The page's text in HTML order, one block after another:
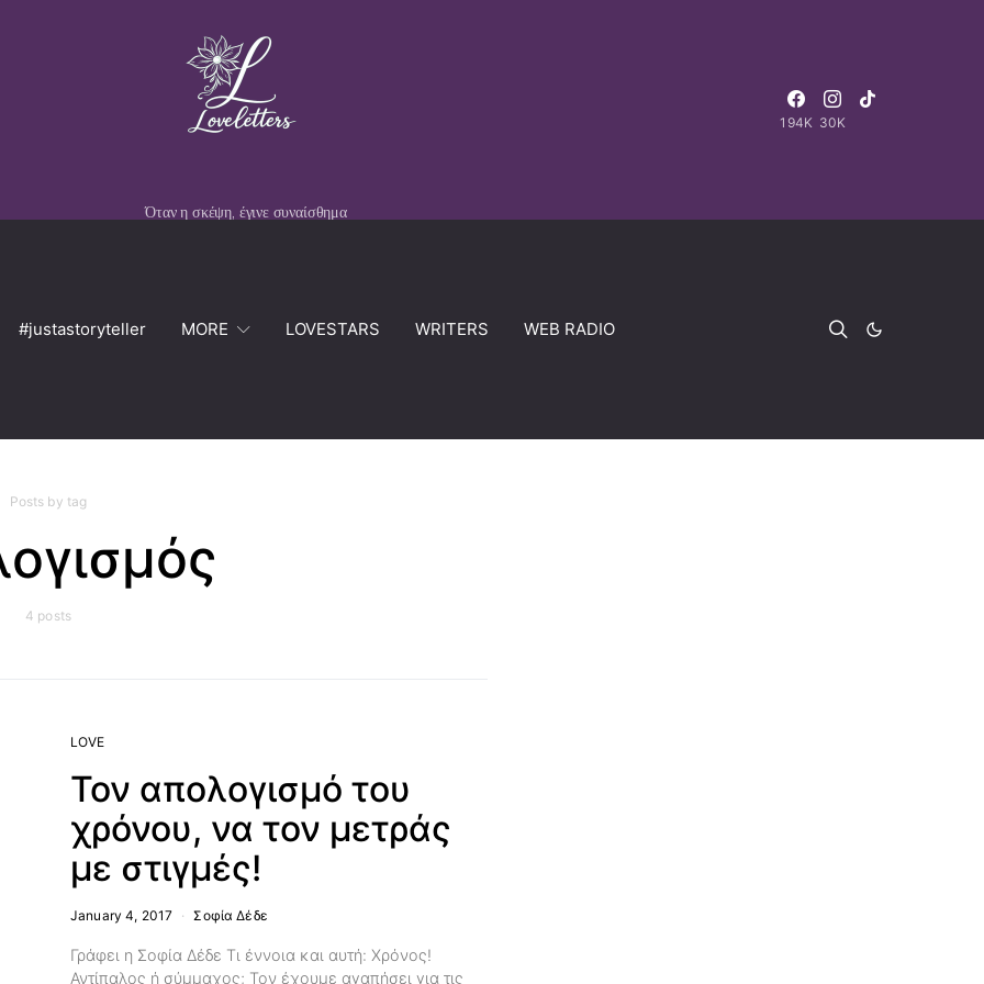
Όταν η σκέψη, έγινε συναίσθημα
194K 30K
#justastoryteller MORE LOVESTARS WRITERS WEB RADIO
Posts by tag
4 posts
LOVE
Τον απολογισμό του
χρόνου, να τον μετράς
με στιγμές!
January 4, 2017 Σοφία Δέδε
Γράφει η Σοφία Δέδε Τι έννοια και αυτή: Χρόνος!
Αντίπαλος ή σύμμαχος; Τον έχουμε αγαπήσει για τις